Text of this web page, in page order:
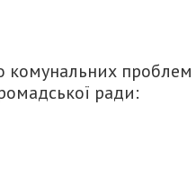
комунальних
ради: